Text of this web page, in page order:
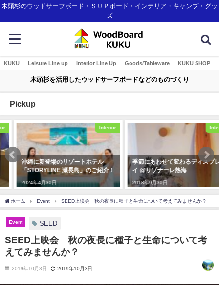
木頭杉のウッドサーフボード・ＳＵＰボード・インテリア・キャンプ・グッ
ズ
KUKU Leisure Line up Interior Line Up Goods/Tableware KUKU SHOP
木頭杉を活用したウッドサーフボードなどのものづくり
Pickup
Interior
沖縄に新登場のリゾートホテル
「STORYLINE 瀬長島」のご紹介！
2024年4月30日
Interior
季節にあわせて変わるディスプレ
イ @リゾナーレ熱海
2018年9月30日
ホーム Event SEED上映会 秋の夜長に種子と生命について考えてみませんか？
Event SEED
SEED上映会 秋の夜長に種子と生命について考
えてみませんか？
2019年10月3日 2019年10月3日